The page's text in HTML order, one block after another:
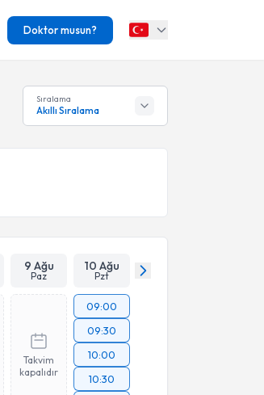
Doktor musun?
Sıralama
Akıllı Sıralama
9 Ağu
Paz
10 Ağu
Pzt
Takvim
kapalıdır
09:00
09:30
10:00
10:30